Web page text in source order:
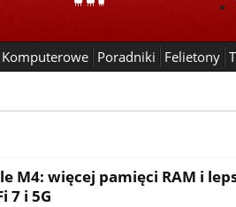
Poradniki Felietony
M4: więcej pamięci RAM i
7 i 5G